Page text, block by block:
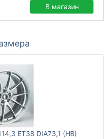
В магазин
ET38 DIA73,1 (HB)